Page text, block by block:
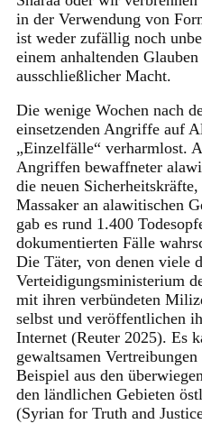
in der Verwendung von
ist weder zufällig noch
einem anhaltenden
ausschließlicher Macht.
Die wenige Wochen nach
einsetzenden Angriffe auf
„Einzelfälle“ verharmlost.
Angriffen bewaffneter
die neuen
Massaker an alawitischen
gab es rund 1.400
dokumentierten Fälle
Die Täter, von denen viele
Verteidigungsministerium
mit ihren verbündeten
selbst und veröffentlichen
Internet (Reuter 2025). Es
gewaltsamen
Beispiel aus den
den ländlichen Gebieten
(Syrian for Truth and